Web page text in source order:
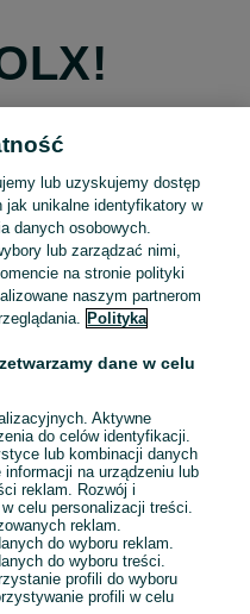
Facebooka
konto Apple
konto Google
lub uzyskujemy dostęp
jak unikalne identyfikatory w
danych osobowych.
lub zarządzać nimi,
na stronie polityki
naszym partnerom
Polityka
dane w celu
Aktywne
do celów identyfikacji.
lub kombinacji danych
informacji na urządzeniu lub
reklam. Rozwój i
celu personalizacji treści.
reklam.
do wyboru reklam.
do wyboru treści.
profili do wyboru
profili w celu